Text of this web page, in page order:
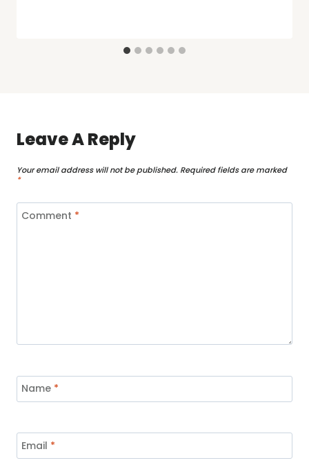
Leave A Reply
Your email address will not be published. Required fields are marked
*
Comment *
Name *
Email *